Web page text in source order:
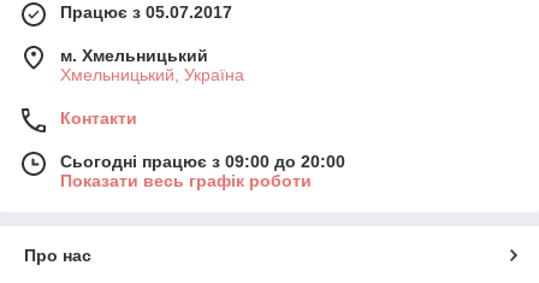
Працює з 05.07.2017
м. Хмельницький
Хмельницький, Україна
Контакти
Сьогодні працює з 09:00 до 20:00
Показати весь графік роботи
Про нас